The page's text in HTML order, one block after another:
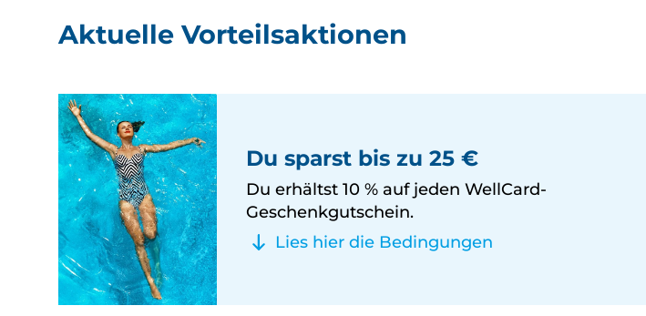
Aktuelle Vorteilsaktionen
Du sparst bis zu 25 €
Du erhältst 10 % auf jeden WellCard-
Geschenkgutschein.
Lies hier die Bedingungen